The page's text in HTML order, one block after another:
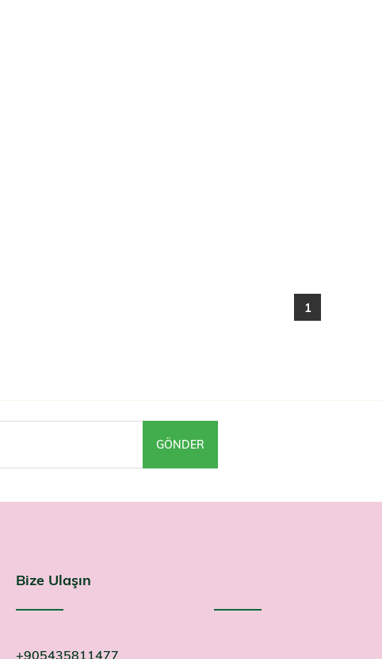
1
GÖNDER
Bize Ulaşın
+905435811477